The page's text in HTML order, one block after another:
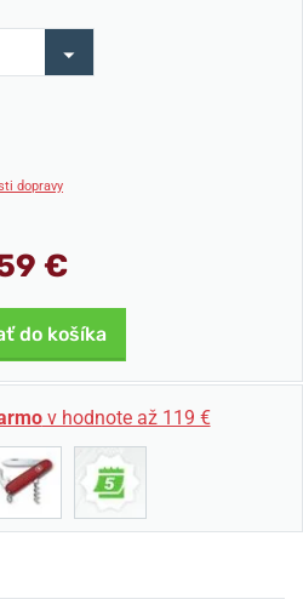
dopravy
€
do košíka
v hodnote až 119 €